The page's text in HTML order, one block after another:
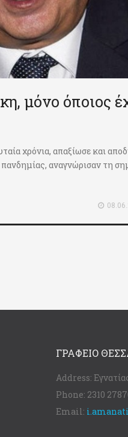
μόνο όποιος
χρόνια, απαξίωσε και
αναγνώρισαν τη
ΓΡΑΦΕΊΟ
Address:
Phone: 2310
Email: